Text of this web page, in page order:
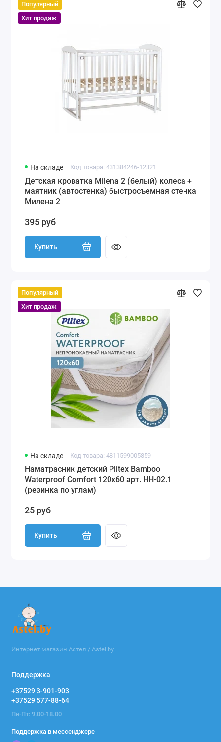
Популярный
Хит продаж
На складе Код товара: 431384246-12321
Детская кроватка Milena 2 (белый) колеса +
маятник (автостенка) быстросъемная стенка
Милена 2
395 руб
Купить
Популярный
Хит продаж
На складе Код товара: 4811599005859
Наматрасник детский Plitex Bamboo
Waterproof Comfort 120х60 арт. НН-02.1
(резинка по углам)
25 руб
Купить
Интернет магазин Астел / Astel.by
Поддержка
+37529 3-901-903
+37529 577-88-64
Пн-Пт: 9.00-18.00
Поддержка в мессенджере